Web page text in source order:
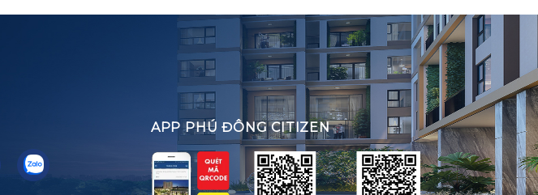
APP PHÚ ĐÔNG CITIZEN